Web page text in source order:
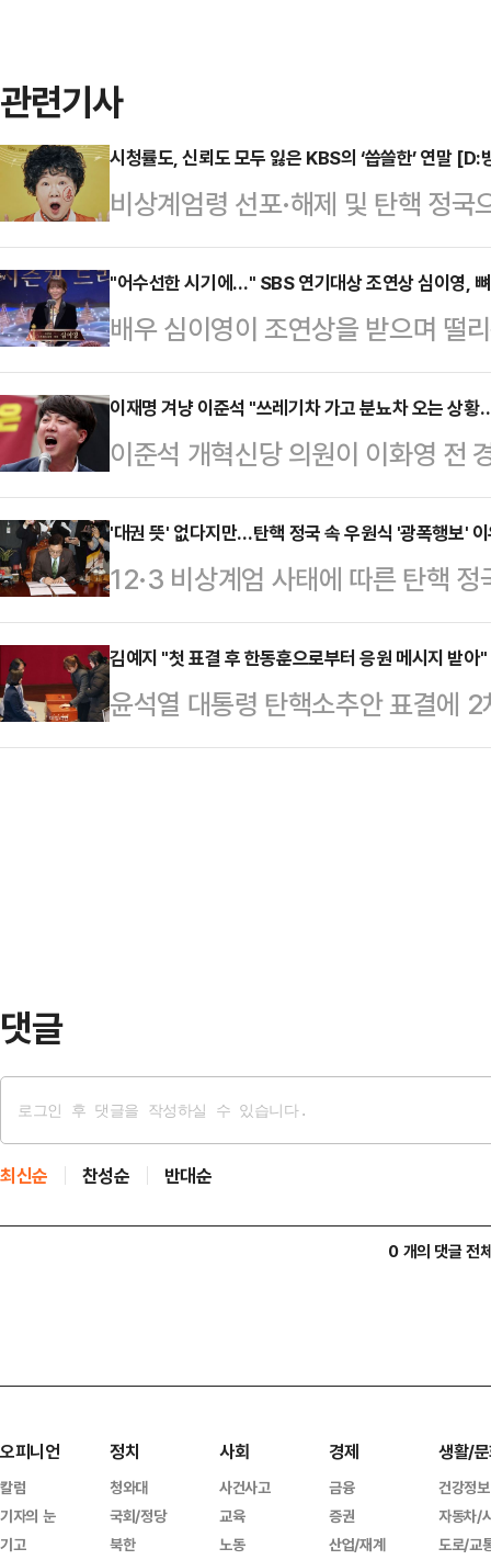
관련기사
시청률도, 신뢰도 모두 잃은 KBS의 ‘씁쓸한’ 연말 [D:
비상계엄령 선포·해제 및 탄핵 정
들이 결방했지만 이 틈을 뉴스 특보
역할’을 다시금 상기시키고 있다.
들의 떨어진 신뢰도를 입증했으며,
상식에 대한 기대감도 크지 않은 상
지난 14일, MBC는 뉴스 특보로
입증했다. 평균 6% 내외의 시청률
의 시청률을 기록…
"어수선한 시기에…" SBS 연기대상 조연상 심이영,
배우 심이영이 조연상을 받으며 떨
상암동 SBS프리즘타워에서 열린
영이 '7인의 부활'로 조연상을 받았
렵고 어수선한 시기에 이렇게 서로
는 자리가 마련된 것은 감사한 일인
도 못했던 상이라 떨리는데 뜻깊은
"무엇보다도 '7인의 탈출'을 탄생시
분들,…
이재명 겨냥 이준석 "쓰레기차 가고 분뇨차 오는 상
이준석 개혁신당 의원이 이화영 전
대선을 함께 언급하며 이재명 더불
분뇨차 오는 상황이라고 비유할까
의 페이스북에 "최근 나온 이화영
선의 의미와 관해 많은 시사점을 안
의 무단 통치와 망상 계엄이 문제가
핵이 진행되는 상황"이라며 "그 빈
의가 2심까지 인정된 사람…
'대권 뜻' 없다지만…탄핵 정국 속 우원식 '광폭행보'
12·3 비상계엄 사태에 따른 탄핵
사회 각계각층을 아우르는 광폭행
려 출마를 염두에 둔 행보라는 게
생각해 본 적 없다"는 입장이지만,
생길 지 주목된다.21일 정치권에
김예지 "첫 표결 후 한동훈으로부터 응원 메시지 받아"
윤석열 대통령 탄핵소추안 표결에
알려진 김예지 국민의힘 의원은 21
댓글
최신순 찬성순 반대순
0 개의 댓글 전
오피니언
칼럼
기자의 눈
기고
정치
청와대
국회/정당
북한
사회
사건사고
교육
노동
경제
금융
증권
산업/재계
생활/
건강정보
자동차/
도로/교